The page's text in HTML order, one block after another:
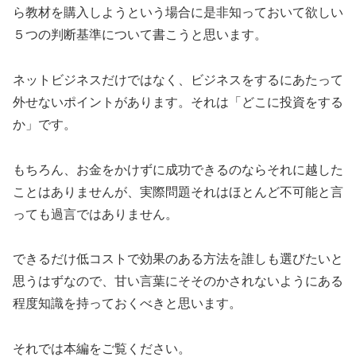
ら教材を購入しようという場合に是非知っておいて欲しい
５つの判断基準について書こうと思います。
ネットビジネスだけではなく、ビジネスをするにあたって
外せないポイントがあります。それは「どこに投資をする
か」です。
もちろん、お金をかけずに成功できるのならそれに越した
ことはありませんが、実際問題それはほとんど不可能と言
っても過言ではありません。
できるだけ低コストで効果のある方法を誰しも選びたいと
思うはずなので、甘い言葉にそそのかされないようにある
程度知識を持っておくべきと思います。
それでは本編をご覧ください。